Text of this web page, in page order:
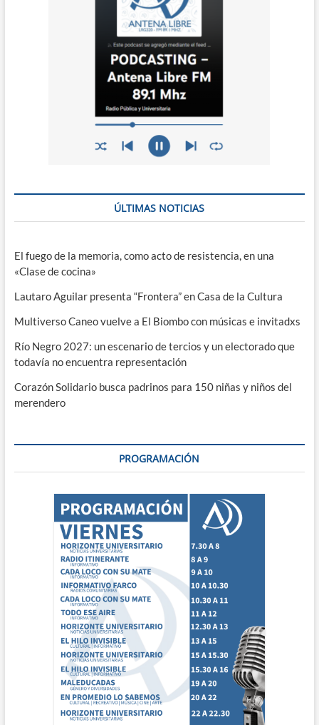
ÚLTIMAS NOTICIAS
El fuego de la memoria, como acto de resistencia, en una
«Clase de cocina»
Lautaro Aguilar presenta “Frontera” en Casa de la Cultura
Multiverso Caneo vuelve a El Biombo con músicas e invitadxs
Río Negro 2027: un escenario de tercios y un electorado que
todavía no encuentra representación
Corazón Solidario busca padrinos para 150 niñas y niños del
merendero
PROGRAMACIÓN